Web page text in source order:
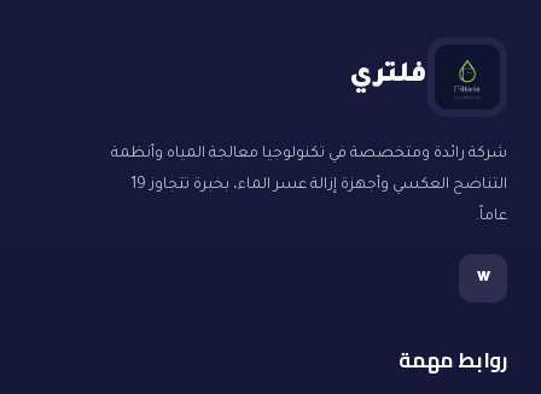
فلتري
شركة رائدة ومتخصصة في تكنولوجيا معالجة المياه وأنظمة
التناضح العكسي وأجهزة إزالة عسر الماء، بخبرة تتجاوز 19
عاماً.
w
روابط مهمة